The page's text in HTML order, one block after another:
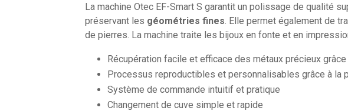
La machine Otec EF-Smart S garantit un polissage de qualité
préservant les géométries fines . Elle permet également de
de pierres. La machine traite les bijoux en fonte et en
Récupération facile et efficace des métaux précieux
Processus reproductibles et personnalisables grâce à la
Système de commande intuitif et pratique
Changement de cuve simple et rapide